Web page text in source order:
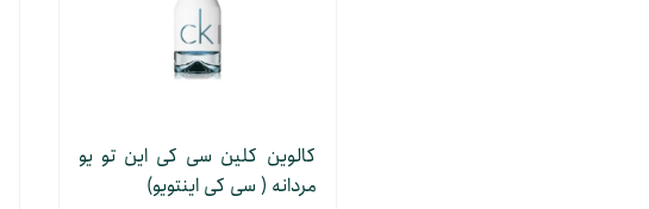
کالوین کلین سی کی این تو یو
مردانه ( سی کی اینتویو)